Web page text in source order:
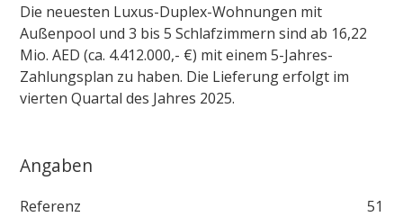
Die neuesten Luxus-Duplex-Wohnungen mit
Außenpool und 3 bis 5 Schlafzimmern sind ab 16,22
Mio. AED (ca. 4.412.000,- €) mit einem 5-Jahres-
Zahlungsplan zu haben. Die Lieferung erfolgt im
vierten Quartal des Jahres 2025.
Angaben
Referenz 51